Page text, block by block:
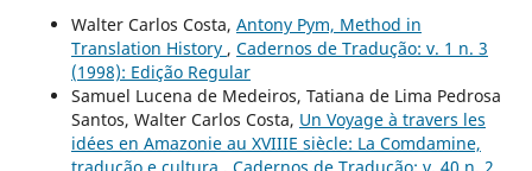
Walter Carlos Costa, Antony Pym, Method in
Translation History , Cadernos de Tradução: v. 1 n. 3
(1998): Edição Regular
Samuel Lucena de Medeiros, Tatiana de Lima Pedrosa
Santos, Walter Carlos Costa, Un Voyage à travers les
idées en Amazonie au XVIIIE siècle: La Comdamine,
tradução e cultura , Cadernos de Tradução: v. 40 n. 2